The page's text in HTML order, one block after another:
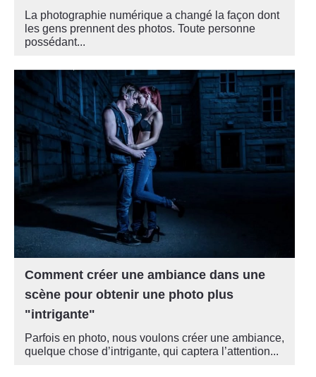
La photographie numérique a changé la façon dont
les gens prennent des photos. Toute personne
possédant...
Comment créer une ambiance dans une
scène pour obtenir une photo plus
"intrigante"
Parfois en photo, nous voulons créer une ambiance,
quelque chose d’intrigante, qui captera l’attention...